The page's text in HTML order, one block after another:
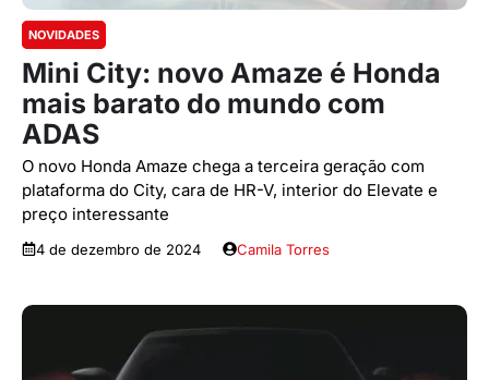
NOVIDADES
Mini City: novo Amaze é Honda
mais barato do mundo com
ADAS
O novo Honda Amaze chega a terceira geração com
plataforma do City, cara de HR-V, interior do Elevate e
preço interessante
4 de dezembro de 2024 Camila Torres